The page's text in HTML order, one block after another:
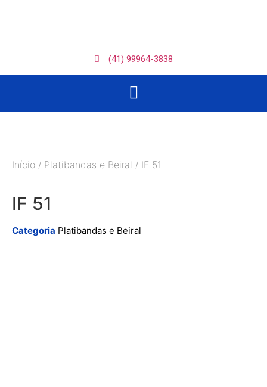
(41) 99964-3838
Início / Platibandas e Beiral / IF 51
IF 51
Categoria Platibandas e Beiral